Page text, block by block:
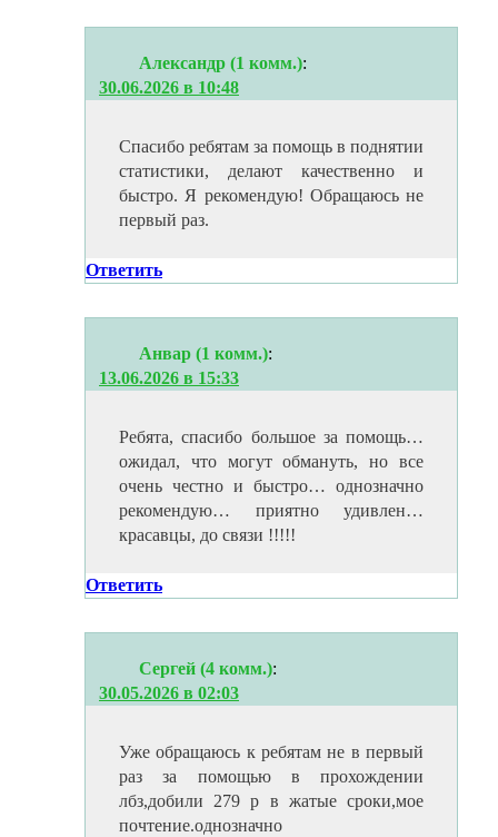
Александр (1 комм.):
30.06.2026 в 10:48
Спасибо ребятам за помощь в поднятии
статистики, делают качественно и
быстро. Я рекомендую! Обращаюсь не
первый раз.
Ответить
Анвар (1 комм.):
13.06.2026 в 15:33
Ребята, спасибо большое за помощь…
ожидал, что могут обмануть, но все
очень честно и быстро… однозначно
рекомендую… приятно удивлен…
красавцы, до связи !!!!!
Ответить
Сергей (4 комм.):
30.05.2026 в 02:03
Уже обращаюсь к ребятам не в первый
раз за помощью в прохождении
лбз,добили 279 р в жатые сроки,мое
почтение.однозначно